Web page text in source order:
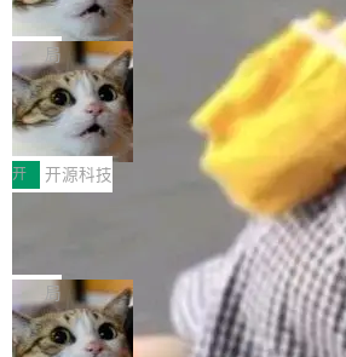
（<a href="https://bugzilla.mozilla.org/
bug.cgi?id=204...
orkers 跑了十年 Isolate。用 CEO
nce 的话说：「我们一生都在用 Isolate 运
码，而 AI Agent 不需要容器，它们需要的
late。」 容器为什么不合适 容器的问题在
和销毁都太重了。一个 Agent 要执行的任
只需要几毫秒的 CPU 时间，但容器从冷启
就绪要花数秒。如果未来有十...
诉讼，称“Apple is getting this wron
g”
上个月，苹果一纸诉状把 OpenAI 告上法
控其挖角苹果前员工并窃取商业秘密。苹
状把 OpenAI 描述成一个系统性地从前东
人、套取机密信息的对手。 OpenAI 没发
函，也没选择庭外沉默。它在官网贴了一
文，标题只有六个字：Apple is getting
ng。 然后，它把邮件往来和 iMessage 聊
录全贴了出来。 他发错人了 苹果外部律师
iel Gross 来自 Weil 律所，2 月 23 日下
给 OpenAI 总法律顾问 Che Chang 发了
件，附了一封长信，要求 OpenAI 配合调
果员工带走机密信...
局
HUAWEI MatePad Edge上架WorkBu
ddy鸿蒙PC版，说话就能干活的AI办公
搭子
全能AI工作台WorkBuddy鸿蒙PC版上架
I MatePad Edge应用市场，直接下载即可
用，与鸿蒙电脑上的体验一致。值得一提
这是目前市面上唯一支持平板接入
C版的产品，搭载“人机双写”重磅功能——
你的，AI写AI的，同屏协作互不干扰。一
AI帮你干活，现在开启全新体验！ 温馨提
体验WorkBuddy鸿蒙PC版前，请将
开 开源科技
FFmpeg 9.0 发布：代号“Lei”，以此纪
全球知名开源多媒体框架 FFmpeg 今天正
布了 9.0 版本。这个版本除了带来新一代
处理能力和硬件加速支持之外，还有一个
处：FFmpeg 9.0 的代号是“Lei”。 这个名
局
亚马逊成本失控：AI 写代码烧掉 1215